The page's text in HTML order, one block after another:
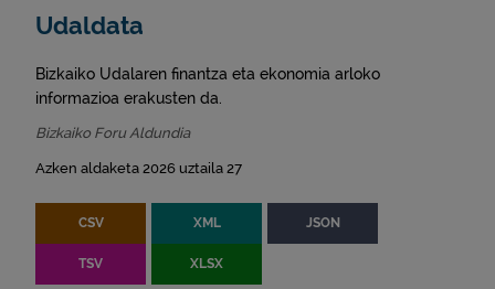
Udaldata
Bizkaiko Udalaren finantza eta ekonomia arloko
informazioa erakusten da.
Bizkaiko Foru Aldundia
Azken aldaketa 2026 uztaila 27
CSV XML JSON
TSV XLSX